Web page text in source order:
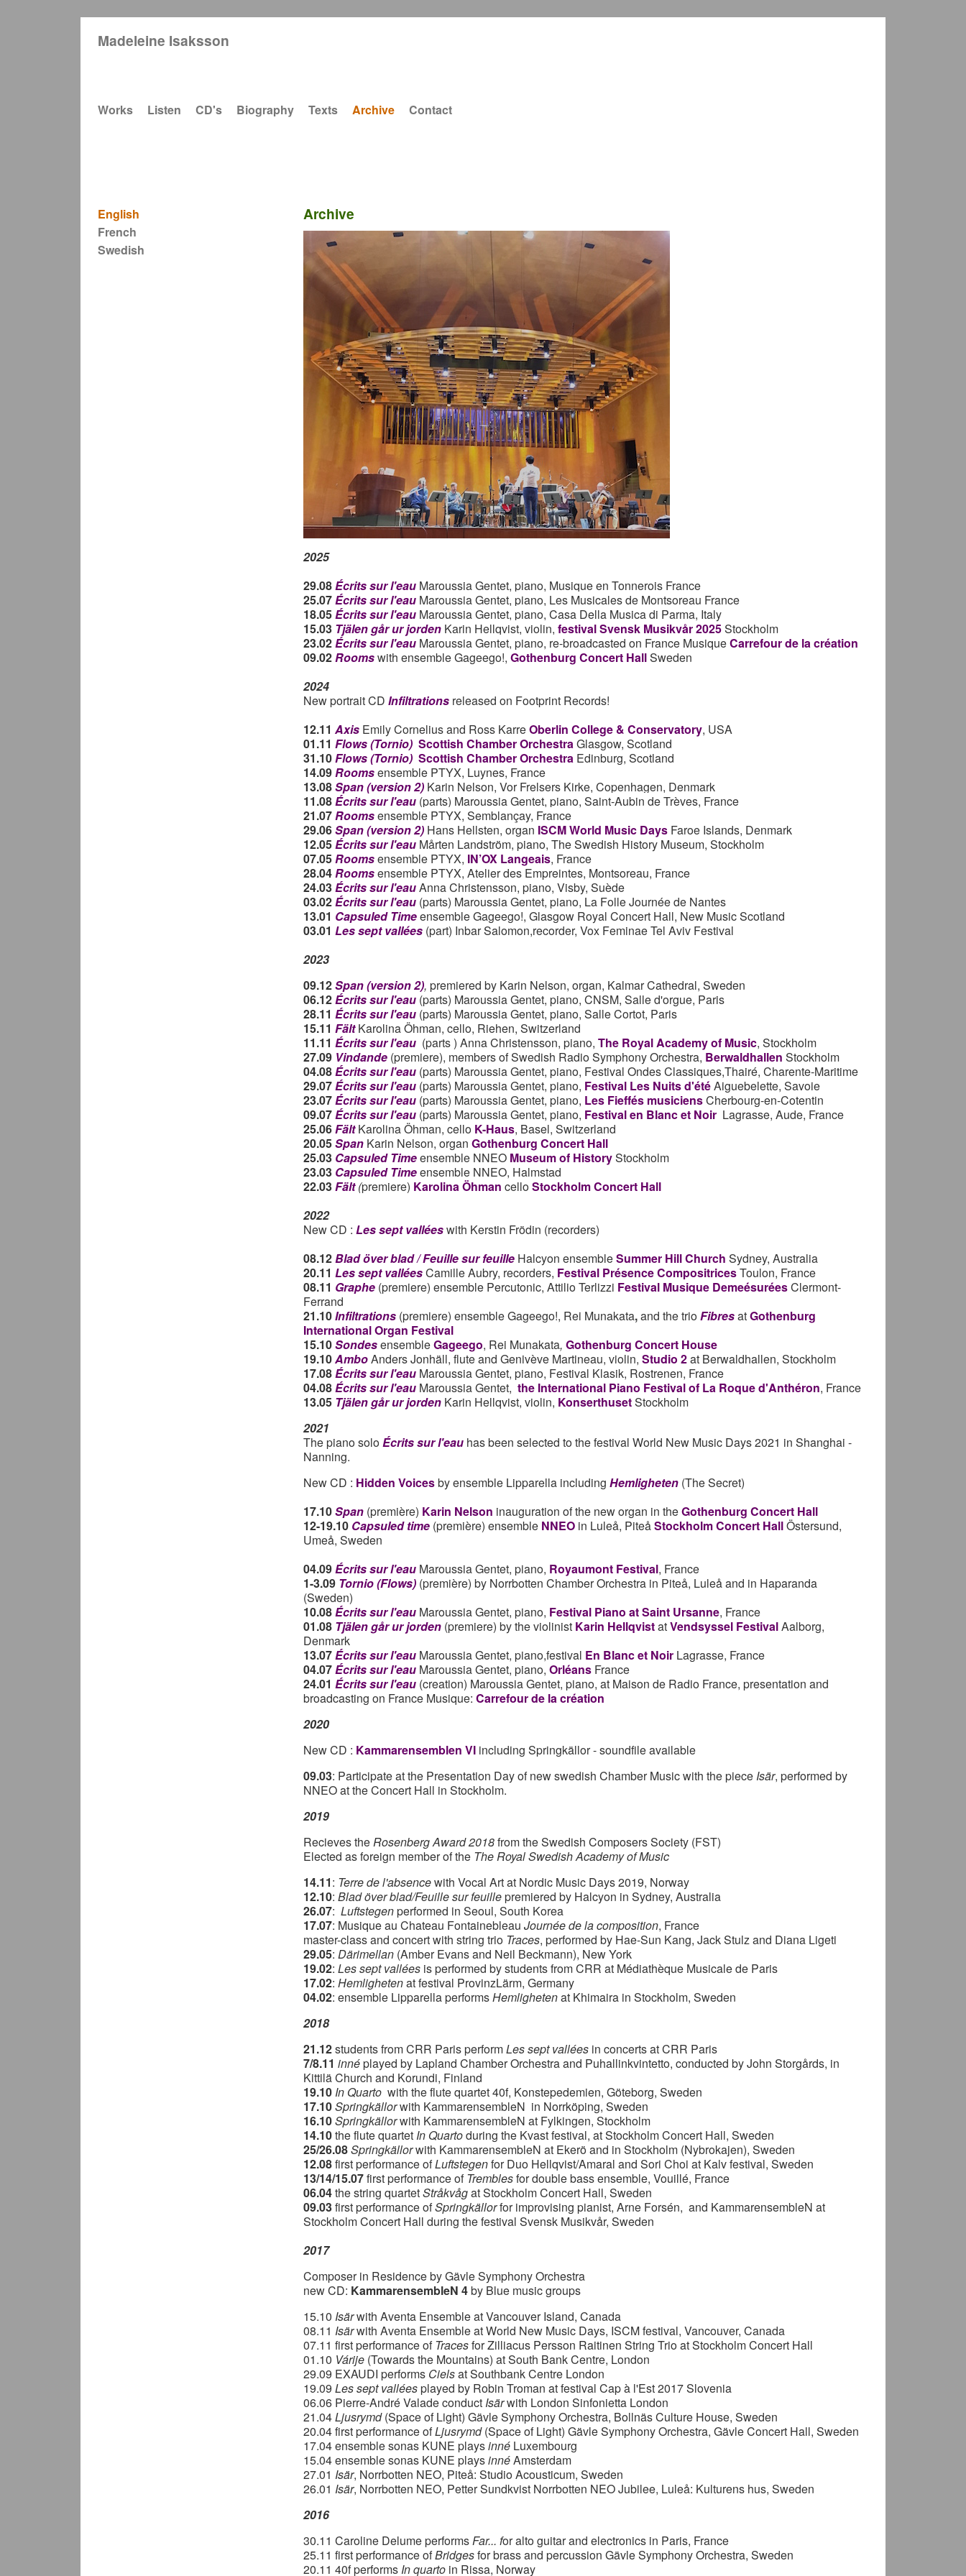
Madeleine Isaksson
Main navigation
Works Listen CD's Biography Texts Archive Contact
English
French
Swedish
Archive
2025
29.08Écrits sur l'eau Maroussia Gentet, piano, Musique en Tonnerois France
25.07Écrits sur l'eau Maroussia Gentet, piano, Les Musicales de Montsoreau France
18.05Écrits sur l'eau Maroussia Gentet, piano, Casa Della Musica di Parma, Italy
15.03 Tjälen går ur jorden Karin Hellqvist, violin, festival Svensk Musikvår 2025Stockholm
23.02Écrits sur l'eau Maroussia Gentet, piano, re-broadcasted on France MusiqueCarrefour de la création
09.02Roomswith ensemble Gageego!, Gothenburg Concert HallSweden
2024
New portrait CD Infiltrations released on Footprint Records!
12.11 Axis Emily Cornelius and Ross KarreOberlin College & Conservatory, USA
01.11 Flows (Tornio) Scottish Chamber OrchestraGlasgow, Scotland
31.10Flows (Tornio) Scottish Chamber Orchestra Edinburg, Scotland
14.09Roomsensemble PTYX, Luynes, France
13.08Span (version 2) Karin Nelson, Vor Frelsers Kirke, Copenhagen, Denmark
11.08Écrits sur l'eau (parts) Maroussia Gentet, piano, Saint-Aubin de Trèves, France
21.07Roomsensemble PTYX, Semblançay, France
29.06Span (version 2) Hans Hellsten, organ ISCM World Music Days Faroe Islands, Denmark
12.05Écrits sur l'eau Mårten Landström, piano, The Swedish History Museum, Stockholm
07.05Roomsensemble PTYX, IN’OX Langeais, France
28.04Roomsensemble PTYX, Atelier des Empreintes, Montsoreau, France
24.03Écrits sur l'eauAnna Christensson, piano, Visby, Suède
03.02Écrits sur l'eau (parts) Maroussia Gentet, piano, La Folle Journée de Nantes
13.01 Capsuled Timeensemble Gageego!, Glasgow Royal Concert Hall, New Music Scotland
03.01 Les sept vallées (part) Inbar Salomon,recorder, Vox Feminae Tel Aviv Festival
2023
09.12Span (version 2), premiered by Karin Nelson, organ, Kalmar Cathedral, Sweden
06.12Écrits sur l'eau (parts) Maroussia Gentet, piano, CNSM, Salle d'orgue, Paris
28.11 Écrits sur l'eau (parts) Maroussia Gentet, piano, Salle Cortot, Paris
15.11 Fält Karolina Öhman, cello, Riehen, Switzerland
11.11 Écrits sur l'eau (parts ) Anna Christensson, piano, The Royal Academy of Music, Stockholm
27.09 Vindande (premiere), members of Swedish Radio Symphony Orchestra, Berwaldhallen Stockholm
04.08Écrits sur l'eau (parts) Maroussia Gentet, piano, Festival Ondes Classiques,Thairé, Charente-Maritime
29.07Écrits sur l'eau (parts) Maroussia Gentet, piano, Festival Les Nuits d'étéAiguebelette, Savoie
23.07Écrits sur l'eau (parts) Maroussia Gentet, piano, Les Fieffés musiciensCherbourg-en-Cotentin
09.07Écrits sur l'eau (parts) Maroussia Gentet, piano, Festival en Blanc et Noir Lagrasse, Aude, France
25.06Fält Karolina Öhman, cello K-Haus, Basel, Switzerland
20.05Span Karin Nelson, organ Gothenburg Concert Hall
25.03 Capsuled Timeensemble NNEO Museum of HistoryStockholm
23.03 Capsuled Timeensemble NNEO, Halmstad
22.03Fält(premiere) Karolina Öhman celloStockholm Concert Hall
2022
New CD : Les sept valléeswith Kerstin Frödin (recorders)
08.12Blad över blad / Feuille sur feuille Halcyon ensembleSummer Hill Church Sydney, Australia
20.11 Les sept valléesCamille Aubry, recorders, Festival Présence CompositricesToulon, France
08.11 Graphe (premiere) ensemble Percutonic, Attilio Terlizzi Festival Musique DemeésuréesClermont-
Ferrand
21.10Infiltrations (premiere) ensemble Gageego!, Rei Munakata,and the trioFibresatGothenburg
International Organ Festival
15.10SondesensembleGageego, Rei Munakata, Gothenburg Concert House
19.10AmboAnders Jonhäll, flute and Genivève Martineau, violin, Studio 2at Berwaldhallen, Stockholm
17.08Écrits sur l'eau Maroussia Gentet, piano, Festival Klasik, Rostrenen, France
04.08Écrits sur l'eau Maroussia Gentet, the International Piano Festival of La Roque d'Anthéron, France
13.05 Tjälen går ur jorden Karin Hellqvist, violin, KonserthusetStockholm
2021
The piano soloÉcrits sur l'eau has been selected to the festival World New Music Days 2021 in Shanghai -
Nanning.
New CD : Hidden Voicesby ensemble Lipparella including Hemligheten (The Secret)
17.10Span (première) Karin Nelson inauguration of the new organ in theGothenburg Concert Hall
12-19.10 Capsuled time (première) ensemble NNEO in Luleå, PiteåStockholm Concert HallÖstersund,
Umeå, Sweden
04.09Écrits sur l'eau Maroussia Gentet, piano, Royaumont Festival, France
1-3.09 Tornio (Flows) (première) by Norrbotten Chamber Orchestra in Piteå, Luleå and in Haparanda
(Sweden)
10.08Écrits sur l'eau Maroussia Gentet, piano, Festival Piano at Saint Ursanne, France
01.08 Tjälen går ur jorden (premiere) by the violinist Karin HellqvistatVendsyssel FestivalAalborg,
Denmark
13.07Écrits sur l'eau Maroussia Gentet, piano,festival En Blanc et Noir Lagrasse, France
04.07Écrits sur l'eau Maroussia Gentet, piano, Orléans France
24.01 Écrits sur l'eau (creation) Maroussia Gentet, piano, at Maison de Radio France, presentation and
broadcasting on France Musique: Carrefour de la création
2020
New CD : Kammarensemblen VI including Springkällor - soundfile available
09.03: Participate at the Presentation Day of new swedish Chamber Music with the piece Isär, performed by
NNEO at the Concert Hall in Stockholm.
2019
Recieves theRosenberg Award 2018from the Swedish Composers Society (FST)
Elected as foreign member of the The Royal Swedish Academy of Music
14.11: Terre de l'absencewith Vocal Art at Nordic Music Days 2019, Norway
12.10: Blad över blad/Feuille sur feuillepremiered by Halcyon in Sydney, Australia
26.07: Luftstegenperformed in Seoul, South Korea
17.07: Musique au Chateau Fontainebleau Journée de la composition, France
master-class and concert with string trio Traces, performed by Hae-Sun Kang, Jack Stulz and Diana Ligeti
29.05: Därimellan (Amber Evans and Neil Beckmann), New York
19.02: Les sept vallées is performed by students from CRR at Médiathèque Musicale de Paris
17.02: Hemlighetenat festival ProvinzLärm, Germany
04.02: ensemble Lipparella performsHemlighetenat Khimaira in Stockholm, Sweden
2018
21.12students from CRR Paris performLes sept vallées in concerts at CRR Paris
7/8.11 innéplayed by Lapland Chamber Orchestra and Puhallinkvintetto, conducted by John Storgårds, in
Kittilä Church and Korundi, Finland
19.10 In Quarto with the flute quartet 40f, Konstepedemien, Göteborg, Sweden
17.10Springkällorwith KammarensembleN in Norrköping, Sweden
16.10Springkällorwith KammarensembleN at Fylkingen, Stockholm
14.10the flute quartet In Quartoduring the Kvast festival, at Stockholm Concert Hall, Sweden
25/26.08Springkällorwith KammarensembleN at Ekerö and in Stockholm (Nybrokajen), Sweden
12.08first performance ofLuftstegenfor Duo Hellqvist/Amaral and Sori Choi at Kalv festival, Sweden
13/14/15.07first performance of Tremblesfor double bass ensemble, Vouillé, France
06.04the string quartetStråkvågat Stockholm Concert Hall, Sweden
09.03first performance ofSpringkällorfor improvising pianist, Arne Forsén, and KammarensembleN at
Stockholm Concert Hall during the festival Svensk Musikvår, Sweden
2017
Composer in Residence by Gävle Symphony Orchestra
new CD: KammarensembleN 4by Blue music groups
15.10 Isärwith Aventa Ensemble at Vancouver Island, Canada
08.11 Isärwith Aventa Ensemble at World New Music Days, ISCM festival, Vancouver, Canada
07.11 first performance of Tracesfor Zilliacus Persson Raitinen String Trio at Stockholm Concert Hall
01.10 Várije (Towards the Mountains) at South Bank Centre, London
29.09 EXAUDI performs Cielsat Southbank Centre London
19.09 Les sept valléesplayed by Robin Troman at festival Cap à l'Est 2017 Slovenia
06.06 Pierre-André Valade conduct Isärwith London Sinfonietta London
21.04Ljusrymd(Space of Light) Gävle Symphony Orchestra, Bollnäs Culture House, Sweden
20.04 first performance ofLjusrymd(Space of Light) Gävle Symphony Orchestra, Gävle Concert Hall, Sweden
17.04 ensemble sonas KUNE playsinné Luxembourg
15.04 ensemble sonas KUNE playsinnéAmsterdam
27.01 Isär, Norrbotten NEO, Piteå: Studio Acousticum, Sweden
26.01 Isär, Norrbotten NEO, Petter Sundkvist Norrbotten NEO Jubilee, Luleå: Kulturens hus, Sweden
2016
30.11 Caroline Delume performsFar... for alto guitar and electronics in Paris, France
25.11 first performance ofBridgesfor brass and percussion Gävle Symphony Orchestra, Sweden
20.11 40f performs In quarto in Rissa, Norway